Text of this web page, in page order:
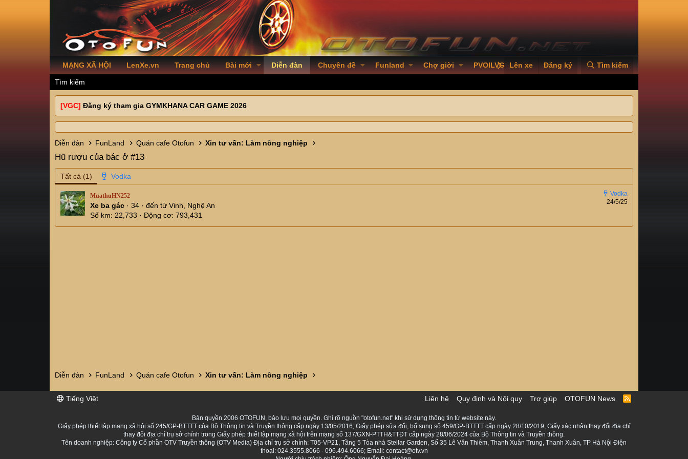
MẠNG XÃ HỘI LenXe.vn Trang chủ Bài mới Diễn đàn Chuyên đề Funland Chợ giời PVOILVGC2026
Lên xe Đăng ký Tìm kiếm
Tìm kiếm
[VGC] Đăng ký tham gia GYMKHANA CAR GAME 2026
Diễn đàn FunLand Quán cafe Otofun Xin tư vấn: Làm nông nghiệp
Hũ rượu của bác ở #13
Tất cả (1)
24/5/25
MuathuHN252
Xe ba gác · 34 · đến từ Vinh, Nghệ An
Số km 22,733 Động cơ 793,431
Diễn đàn FunLand Quán cafe Otofun Xin tư vấn: Làm nông nghiệp
Tiếng Việt Liên hệ Quy định và Nội quy Trợ giúp OTOFUN News
R
Bản quyền 2006 OTOFUN, bảo lưu mọi quyền. Ghi rõ nguồn "otofun.net" khi sử dụng thông tin từ website này.
Giấy phép thiết lập mạng xã hội số 245/GP-BTTTT của Bộ Thông tin và Truyền thông cấp ngày 13/05/2016; Giấy phép sửa đổi, bổ sung số 459/GP-BTTTT cấp ngày 28/10/2019; Giấy xác nhận thay đổi địa chỉ
thay đổi địa chỉ trụ sở chính trong Giấy phép thiết lập mạng xã hội trên mạng số 137/GXN-PTTH&TTĐT cấp ngày 28/06/2024 của Bộ Thông tin và Truyền thông.
Tên doanh nghiệp: Công ty Cổ phần OTV Truyền thông (OTV Media) Địa chỉ trụ sở chính: T05-VP21, Tầng 5 Tòa nhà Stellar Garden, Số 35 Lê Văn Thiêm, Thanh Xuân Trung, Thanh Xuân, TP Hà Nội Điện
thoại: 024.3555.8066 - 096.494.6066; Email: contact@otv.vn